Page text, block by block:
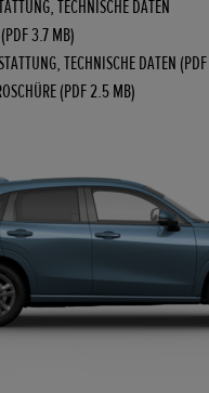
TECHNISCHE DATEN
3.7 MB)
TECHNISCHE DATEN
(PDF 2.5 MB)